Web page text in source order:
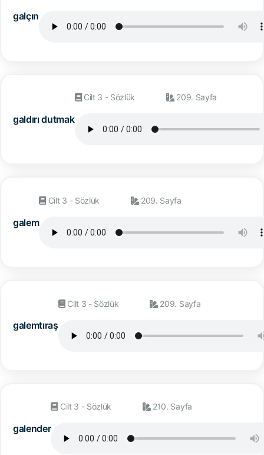
galçın
galdırı dutmak
Cilt 3 - Sözlük 209. Sayfa
galem
Cilt 3 - Sözlük 209. Sayfa
galemtıraş
Cilt 3 - Sözlük 209. Sayfa
galender
Cilt 3 - Sözlük 210. Sayfa